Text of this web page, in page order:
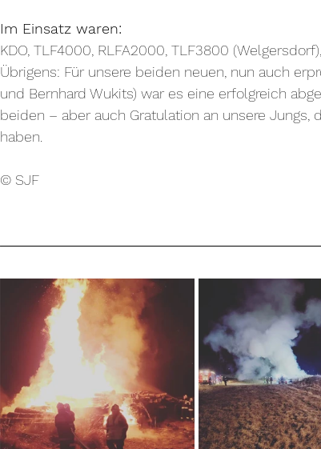
Im Einsatz waren:
KDO, TLF4000, RLFA2000, TLF3800
Übrigens: Für unsere beiden neuen, nun auch
und Bernhard Wukits) war es eine erfolgreich
beiden – aber auch Gratulation an unsere Jungs,
haben.
© SJF